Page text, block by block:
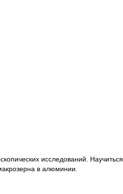
исследований. Научиться
в алюминии.